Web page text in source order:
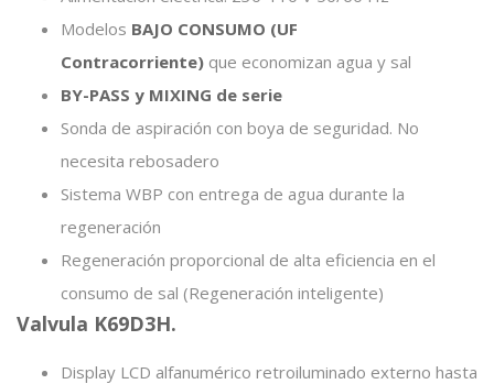
Modelos BAJO CONSUMO (UF
Contracorriente) que economizan agua y sal
BY-PASS y MIXING de serie
Sonda de aspiración con boya de seguridad. No
necesita rebosadero
Sistema WBP con entrega de agua durante la
regeneración
Regeneración proporcional de alta eficiencia en el
consumo de sal (Regeneración inteligente)
​Valvula K69D3H.
Display LCD alfanumérico retroiluminado externo hasta